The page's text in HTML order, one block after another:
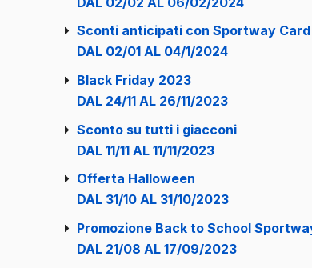
Sconti anticipati con Sportway Card
DAL 02/01 AL 04/1/2024
Black Friday 2023
DAL 24/11 AL 26/11/2023
Sconto su tutti i giacconi
DAL 11/11 AL 11/11/2023
Offerta Halloween
DAL 31/10 AL 31/10/2023
Promozione Back to School
DAL 21/08 AL 17/09/2023